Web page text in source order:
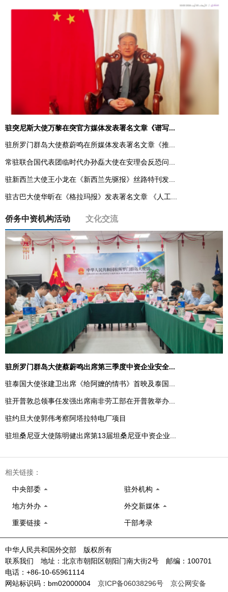
驻突尼斯大使万黎在突官方媒体发表署名文章《谱写...
驻所罗门群岛大使蔡蔚鸣在所媒体发表署名文章《推...
常驻联合国代表团临时代办孙磊大使在安理会反恐问...
驻新西兰大使王小龙在《新西兰先驱报》丝路特刊发...
驻古巴大使华昕在《格拉玛报》发表署名文章 《人工...
侨务中资机构活动 文化交流
驻所罗门群岛大使蔡蔚鸣出席第三季度中资企业安全...
驻泰国大使张建卫出席《给阿嬤的情书》首映及泰国...
驻开普敦总领事任发强出席南非劳工部在开普敦举办...
驻约旦大使郭伟考察阿塔拉特电厂项目
驻坦桑尼亚大使陈明健出席第13届坦桑尼亚中资企业...
相关链接：
中央部委 驻外机构
地方外办 外交新媒体
重要链接 干部考录
中华人民共和国外交部 版权所有
联系我们 地址：北京市朝阳区朝阳门南大街2号 邮编：100701
电话：+86-10-65961114
网站标识码：bm02000004 京ICP备06038296号
京公网安备